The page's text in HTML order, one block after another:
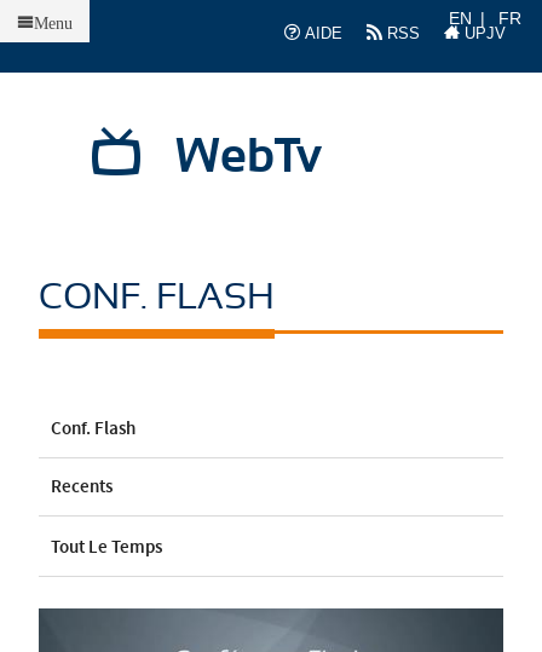
AIDE
RSS UPJV
EN FR
WebTv
Menu
CONF. FLASH
Conf. Flash
Recents
Tout Le Temps